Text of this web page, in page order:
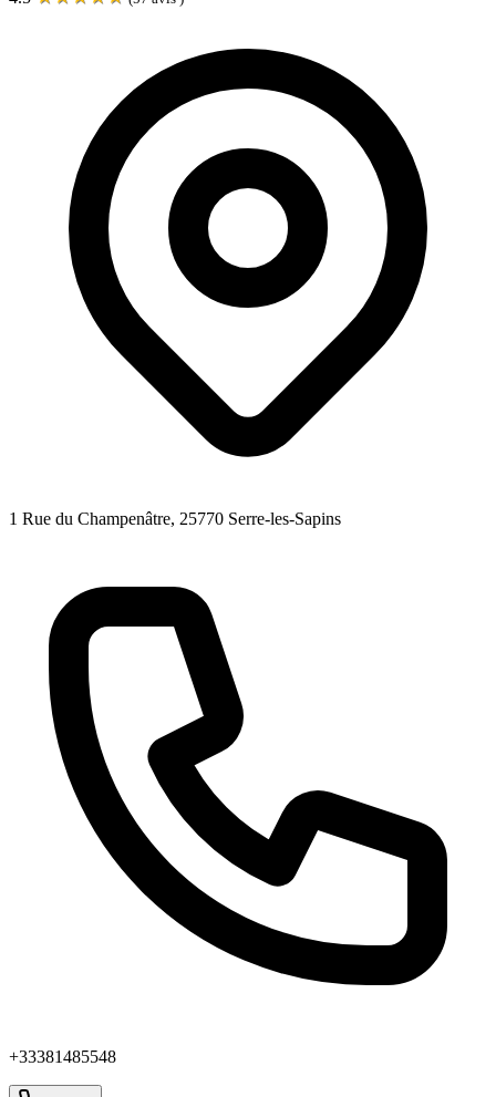
1 Rue du Champenâtre, 25770 Serre-les-Sapins
+33381485548